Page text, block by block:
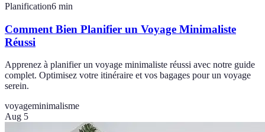
Planification6 min
Comment Bien Planifier un Voyage Minimaliste
Réussi
Apprenez à planifier un voyage minimaliste réussi avec notre guide
complet. Optimisez votre itinéraire et vos bagages pour un voyage
serein.
voyageminimalisme
Aug 5